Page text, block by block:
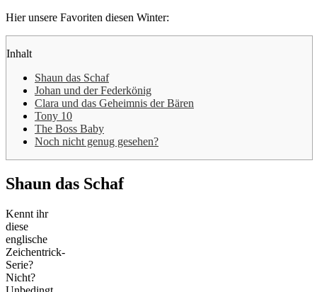
Hier unsere Favoriten diesen Winter:
Inhalt
Shaun das Schaf
Johan und der Federkönig
Clara und das Geheimnis der Bären
Tony 10
The Boss Baby
Noch nicht genug gesehen?
Shaun das Schaf
Kennt ihr
diese
englische
Zeichentrick-
Serie?
Nicht?